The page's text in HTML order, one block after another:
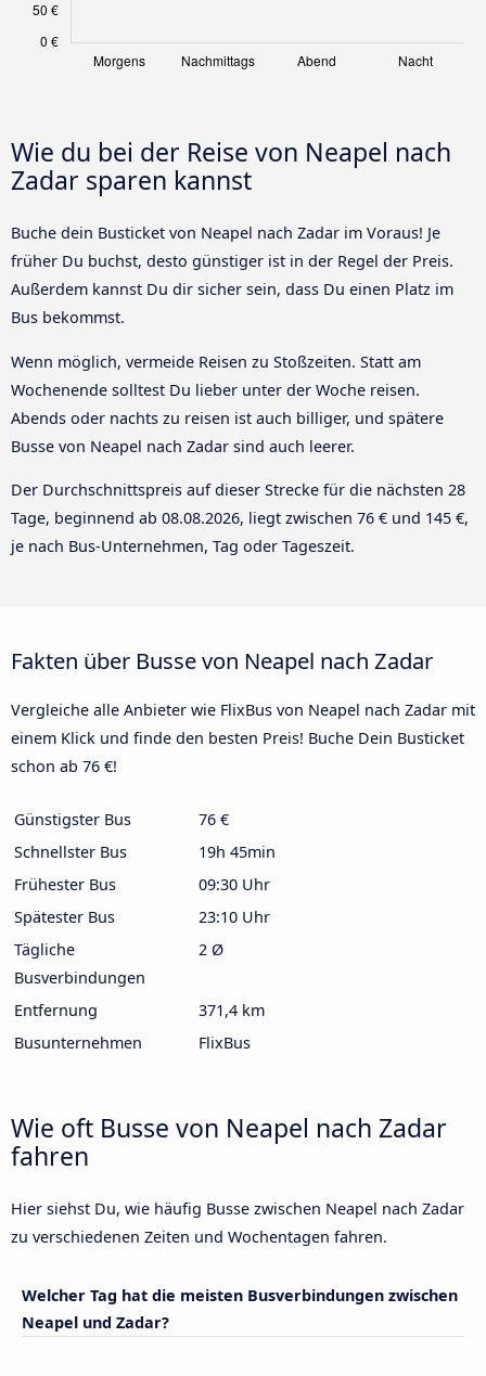
Wie du bei der Reise von Neapel nach
Zadar sparen kannst
Buche dein Busticket von Neapel nach Zadar im Voraus! Je
früher Du buchst, desto günstiger ist in der Regel der Preis.
Außerdem kannst Du dir sicher sein, dass Du einen Platz im
Bus bekommst.
Wenn möglich, vermeide Reisen zu Stoßzeiten. Statt am
Wochenende solltest Du lieber unter der Woche reisen.
Abends oder nachts zu reisen ist auch billiger, und spätere
Busse von Neapel nach Zadar sind auch leerer.
Der Durchschnittspreis auf dieser Strecke für die nächsten 28
Tage, beginnend ab 08.08.2026, liegt zwischen 76 € und 145 €,
je nach Bus-Unternehmen, Tag oder Tageszeit.
Fakten über Busse von Neapel nach Zadar
Vergleiche alle Anbieter wie FlixBus von Neapel nach Zadar mit
einem Klick und finde den besten Preis! Buche Dein Busticket
schon ab 76 €!
Günstigster Bus
76 €
Schnellster Bus
19h 45min
Frühester Bus
09:30 Uhr
Spätester Bus
23:10 Uhr
Tägliche
Busverbindungen
2 Ø
Entfernung
371,4 km
Busunternehmen
FlixBus
Wie oft Busse von Neapel nach Zadar
fahren
Hier siehst Du, wie häufig Busse zwischen Neapel nach Zadar
zu verschiedenen Zeiten und Wochentagen fahren.
Welcher Tag hat die meisten Busverbindungen zwischen
Neapel und Zadar?